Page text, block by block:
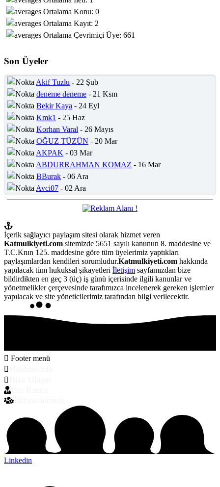
Ortalama Konu: 0
Ortalama Kayıt: 2
Ortalama Çevrimiçi Üye: 661
Son Üyeler
Akif Tuzlu - 22 Şub
deneme deneme - 21 Ksm
Bekir Kaya - 24 Eyl
Kmk1 - 25 Haz
Korhan Varal - 26 Mayıs
OĞUZ TÜZÜN - 20 Mar
AKPAK - 03 Mar
ABDURRAHMAN KOMAZ - 16 Mar
BBurak - 06 Ara
Avci07 - 02 Ara
İçerik sağlayıcı paylaşım sitesi olarak hizmet veren
Katmulkiyeti.com sitemizde 5651 sayılı kanunun 8. maddesine ve
T.C.Knın 125. maddesine göre tüm üyelerimiz yaptıkları
paylaşımlardan kendileri sorumludur.Katmulkiyeti.com hakkında
yapılacak tüm hukuksal şikayetleri İletişim sayfamızdan bize
bildirdikten en geç 3 (üç) iş günü içerisinde ilgili kanunlar ve
yönetmelikler çerçevesinde tarafımızca incelenerek gereken işlemler
yapılacak ve site yöneticilerimiz tarafından bilgi verilecektir.
Footer menü
Linkedin